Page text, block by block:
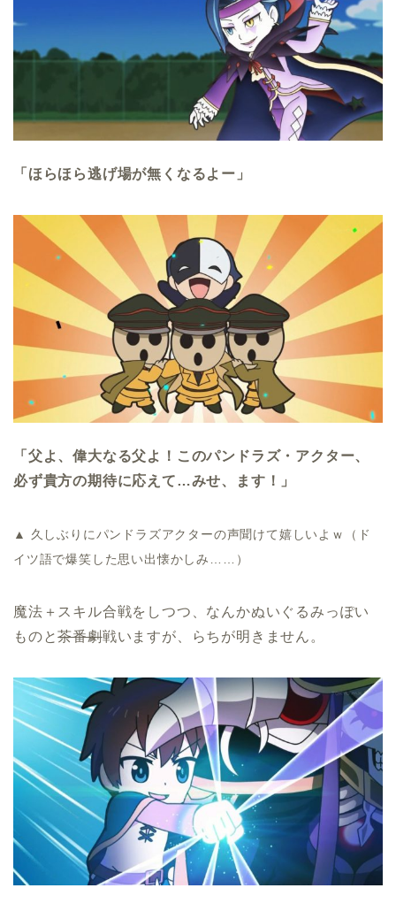
「ほらほら逃げ場が無くなるよー」
「父よ、偉大なる父よ！このパンドラズ・アクター、
必ず貴方の期待に応えて…みせ、ます！」
▲ 久しぶりにパンドラズアクターの声聞けて嬉しいよｗ（ド
イツ語で爆笑した思い出懐かしみ……）
魔法＋スキル合戦をしつつ、なんかぬいぐるみっぽい
ものと茶番劇戦いますが、らちが明きません。